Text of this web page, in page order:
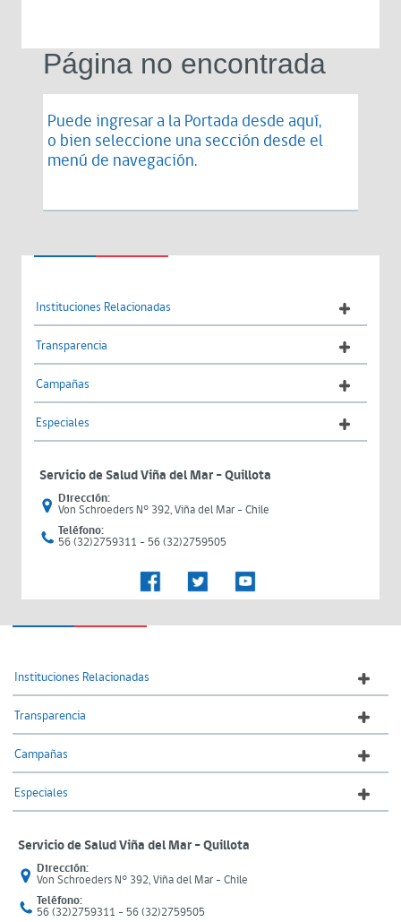
Página no encontrada
Puede ingresar a la Portada desde aquí,
o bien seleccione una sección desde el
menú de navegación.
Instituciones Relacionadas
Transparencia
Campañas
Especiales
Servicio de Salud Viña del Mar – Quillota
Dirección:
Von Schroeders N° 392, Viña del Mar - Chile
Teléfono:
56 (32)2759311 - 56 (32)2759505
Instituciones Relacionadas
Transparencia
Campañas
Especiales
Servicio de Salud Viña del Mar – Quillota
Dirección:
Von Schroeders N° 392, Viña del Mar - Chile
Teléfono:
56 (32)2759311 - 56 (32)2759505